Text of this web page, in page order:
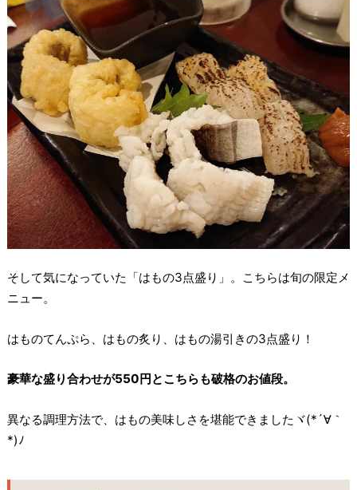
そして気になっていた「はもの3点盛り」。こちらは旬の限定メ
ニュー。
はものてんぷら、はもの炙り、はもの湯引きの3点盛り！
豪華な盛り合わせが550円とこちらも破格のお値段。
異なる調理方法で、はもの美味しさを堪能できましたヾ(*´∀｀
*)ﾉ